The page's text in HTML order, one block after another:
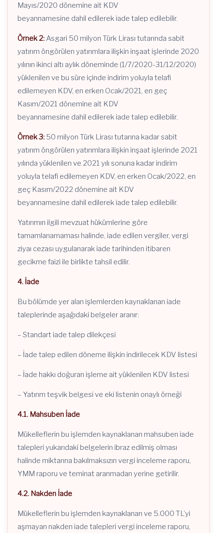
Mayıs/2020 dönemine ait KDV
beyannamesine dahil edilerek iade talep edilebilir.
Örnek 2: Asgari 50 milyon Türk Lirası tutarında sabit
yatırım öngörülen yatırımlara ilişkin inşaat işlerinde 2020
yılının ikinci altı aylık döneminde (1/7/2020-31/12/2020)
yüklenilen ve bu süre içinde indirim yoluyla telafi
edilemeyen KDV, en erken Ocak/2021, en geç
Kasım/2021 dönemine ait KDV
beyannamesine dahil edilerek iade talep edilebilir.
Örnek 3: 50 milyon Türk Lirası tutarına kadar sabit
yatırım öngörülen yatırımlara ilişkin inşaat işlerinde 2021
yılında yüklenilen ve 2021 yılı sonuna kadar indirim
yoluyla telafi edilemeyen KDV, en erken Ocak/2022, en
geç Kasım/2022 dönemine ait KDV
beyannamesine dahil edilerek iade talep edilebilir.
Yatırımın ilgili mevzuat hükümlerine göre
tamamlanamaması halinde, iade edilen vergiler, vergi
ziyaı cezası uygulanarak iade tarihinden itibaren
gecikme faizi ile birlikte tahsil edilir.
4. İade
Bu bölümde yer alan işlemlerden kaynaklanan iade
taleplerinde aşağıdaki belgeler aranır:
– Standart iade talep dilekçesi
– İade talep edilen döneme ilişkin indirilecek KDV listesi
– İade hakkı doğuran işleme ait yüklenilen KDV listesi
– Yatırım teşvik belgesi ve eki listenin onaylı örneği
4.1. Mahsuben İade
Mükelleflerin bu işlemden kaynaklanan mahsuben iade
talepleri yukarıdaki belgelerin ibraz edilmiş olması
halinde miktarına bakılmaksızın vergi inceleme raporu,
YMM raporu ve teminat aranmadan yerine getirilir.
4.2. Nakden İade
Mükelleflerin bu işlemden kaynaklanan ve 5.000 TL’yi
aşmayan nakden iade talepleri vergi inceleme raporu,